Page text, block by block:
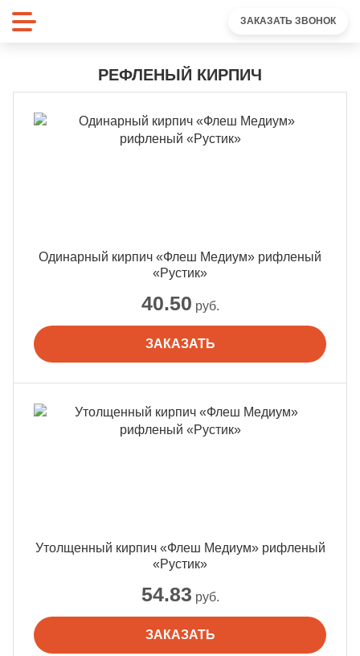
ЗАКАЗАТЬ ЗВОНОК
РЕФЛЕНЫЙ КИРПИЧ
40.50 руб.
ЗАКАЗАТЬ
Одинарный кирпич «Флеш Медиум» рифленый
«Рустик»
54.83 руб.
ЗАКАЗАТЬ
Утолщенный кирпич «Флеш Медиум» рифленый
«Рустик»